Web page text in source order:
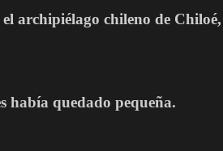
archipiélago chileno de Chiloé,
había quedado pequeña.